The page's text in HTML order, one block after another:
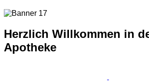
Herzlich Willkommen in
Apotheke